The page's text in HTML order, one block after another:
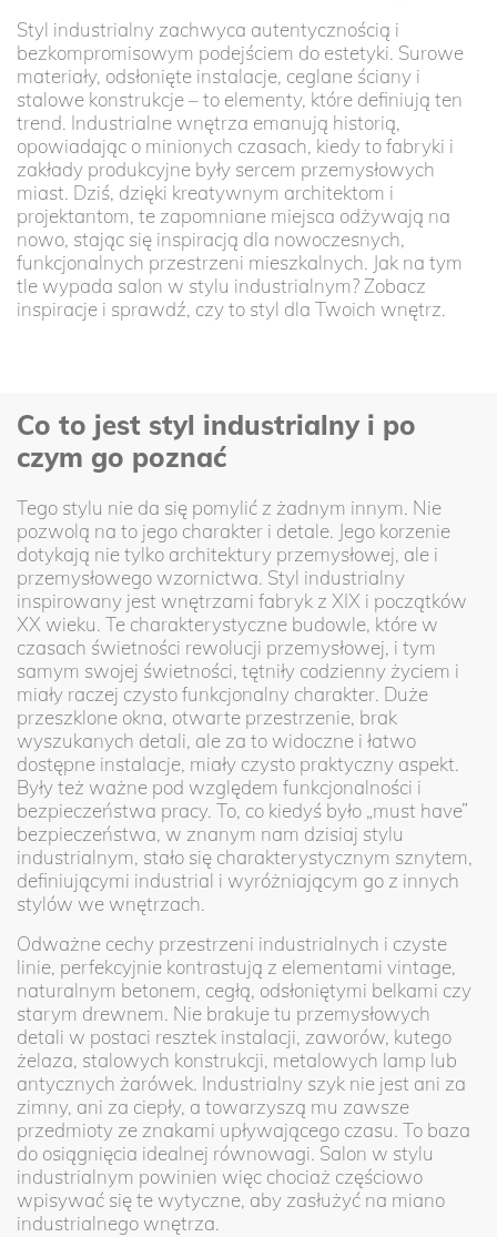
Styl industrialny zachwyca autentycznością i
bezkompromisowym podejściem do estetyki. Surowe
materiały, odsłonięte instalacje, ceglane ściany i
stalowe konstrukcje – to elementy, które definiują ten
trend. Industrialne wnętrza emanują historią,
opowiadając o minionych czasach, kiedy to fabryki i
zakłady produkcyjne były sercem przemysłowych
miast. Dziś, dzięki kreatywnym architektom i
projektantom, te zapomniane miejsca odżywają na
nowo, stając się inspiracją dla nowoczesnych,
funkcjonalnych przestrzeni mieszkalnych. Jak na tym
tle wypada salon w stylu industrialnym? Zobacz
inspiracje i sprawdź, czy to styl dla Twoich wnętrz.
Co to jest styl industrialny i po
czym go poznać
Tego stylu nie da się pomylić z żadnym innym. Nie
pozwolą na to jego charakter i detale. Jego korzenie
dotykają nie tylko architektury przemysłowej, ale i
przemysłowego wzornictwa. Styl industrialny
inspirowany jest wnętrzami fabryk z XIX i początków
XX wieku. Te charakterystyczne budowle, które w
czasach świetności rewolucji przemysłowej, i tym
samym swojej świetności, tętniły codzienny życiem i
miały raczej czysto funkcjonalny charakter. Duże
przeszklone okna, otwarte przestrzenie, brak
wyszukanych detali, ale za to widoczne i łatwo
dostępne instalacje, miały czysto praktyczny aspekt.
Były też ważne pod względem funkcjonalności i
bezpieczeństwa pracy. To, co kiedyś było „must have”
bezpieczeństwa, w znanym nam dzisiaj stylu
industrialnym, stało się charakterystycznym sznytem,
definiującymi industrial i wyróżniającym go z innych
stylów we wnętrzach.
Odważne cechy przestrzeni industrialnych i czyste
linie, perfekcyjnie kontrastują z elementami vintage,
naturalnym betonem, cegłą, odsłoniętymi belkami czy
starym drewnem. Nie brakuje tu przemysłowych
detali w postaci resztek instalacji, zaworów, kutego
żelaza, stalowych konstrukcji, metalowych lamp lub
antycznych żarówek. Industrialny szyk nie jest ani za
zimny, ani za ciepły, a towarzyszą mu zawsze
przedmioty ze znakami upływającego czasu. To baza
do osiągnięcia idealnej równowagi. Salon w stylu
industrialnym powinien więc chociaż częściowo
wpisywać się te wytyczne, aby zasłużyć na miano
industrialnego wnętrza.